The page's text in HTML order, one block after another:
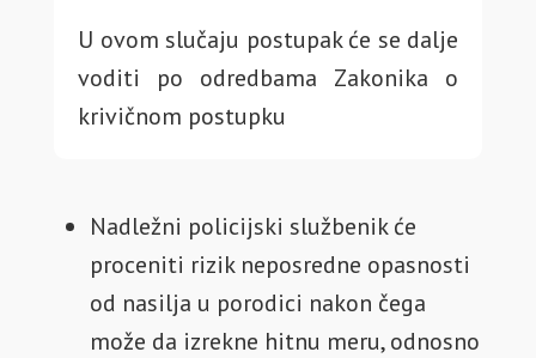
U ovom slučaju postupak će se dalje
voditi po odredbama Zakonika o
krivičnom postupku
Nadležni policijski službenik će
proceniti rizik neposredne opasnosti
od nasilja u porodici nakon čega
može da izrekne hitnu meru, odnosno